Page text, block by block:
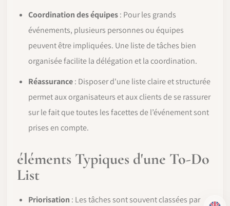
Coordination des équipes: Pour les grands
événements, plusieurs personnes ou équipes
peuvent être impliquées. Une liste de tâches bien
organisée facilite la délégation et la coordination.
Réassurance: Disposer d'une liste claire et structurée
permet aux organisateurs et aux clients de se rassurer
sur le fait que toutes les facettes de l’événement sont
prises en compte.
éléments Typiques d'une To-Do
List
Priorisation : Les tâches sont souvent classées par